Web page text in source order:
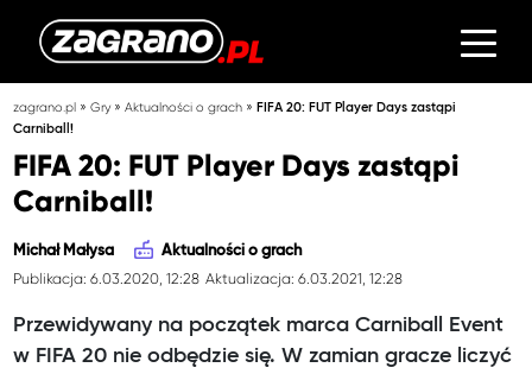
zagrano.pl »Gry»Aktualności o grach »FIFA 20: FUT Player Days zastąpi
Carniball!
FIFA 20: FUT Player Days zastąpi
Carniball!
Michał Małysa Aktualności o grach
Publikacja: 6.03.2020, 12:28 Aktualizacja: 6.03.2021, 12:28
Przewidywany na początek marca Carniball Event
w FIFA 20 nie odbędzie się. W zamian gracze liczyć